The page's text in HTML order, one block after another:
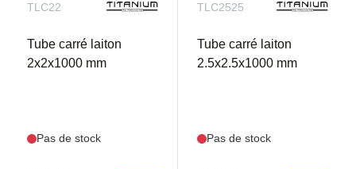
TLC22
Tube carré laiton
2x2x1000 mm
Pas de stock
TLC2525
Tube carré laiton
2.5x2.5x1000 mm
Pas de stock